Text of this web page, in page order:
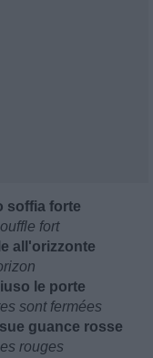
soffia forte
fort
all'orizzonte
le porte
sont fermées
guance rosse
rouges